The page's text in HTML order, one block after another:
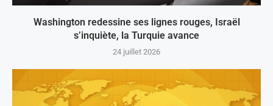
Washington redessine ses lignes rouges, Israël
s’inquiète, la Turquie avance
24 juillet 2026